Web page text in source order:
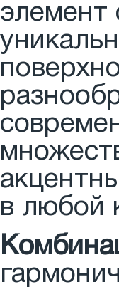
элемент
в любой